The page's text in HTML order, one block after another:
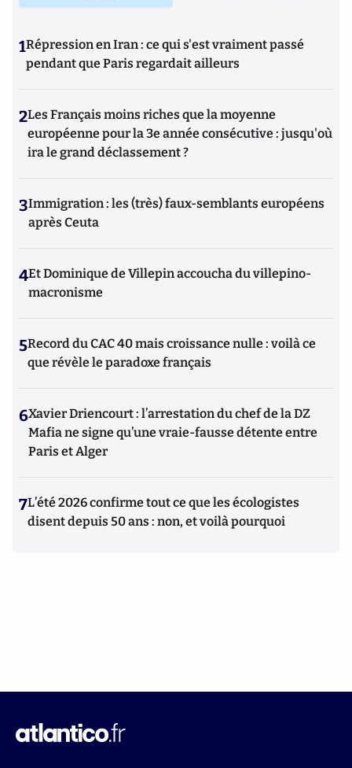
1Répression en Iran : ce qui s'est vraiment passé
pendant que Paris regardait ailleurs
2Les Français moins riches que la moyenne
européenne pour la 3e année consécutive : jusqu'où
ira le grand déclassement ?
3Immigration : les (très) faux-semblants européens
après Ceuta
4Et Dominique de Villepin accoucha du villepino-
macronisme
5Record du CAC 40 mais croissance nulle : voilà ce
que révèle le paradoxe français
6Xavier Driencourt : l’arrestation du chef de la DZ
Mafia ne signe qu’une vraie-fausse détente entre
Paris et Alger
7L’été 2026 confirme tout ce que les écologistes
disent depuis 50 ans : non, et voilà pourquoi